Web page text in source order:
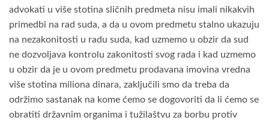
advokati u više stotina sličnih predmeta nisu imali nikakvih
primedbi na rad suda, a da u ovom predmetu stalno ukazuju
na nezakonitosti u radu suda, kad uzmemo u obzir da sud
ne dozvoljava kontrolu zakonitosti svog rada i kad uzmemo
u obzir da je u ovom predmetu prodavana imovina vredna
više stotina miliona dinara, zaključili smo da treba da
održimo sastanak na kome ćemo se dogovoriti da li ćemo se
obratiti državnim organima i tužilaštvu za borbu protiv